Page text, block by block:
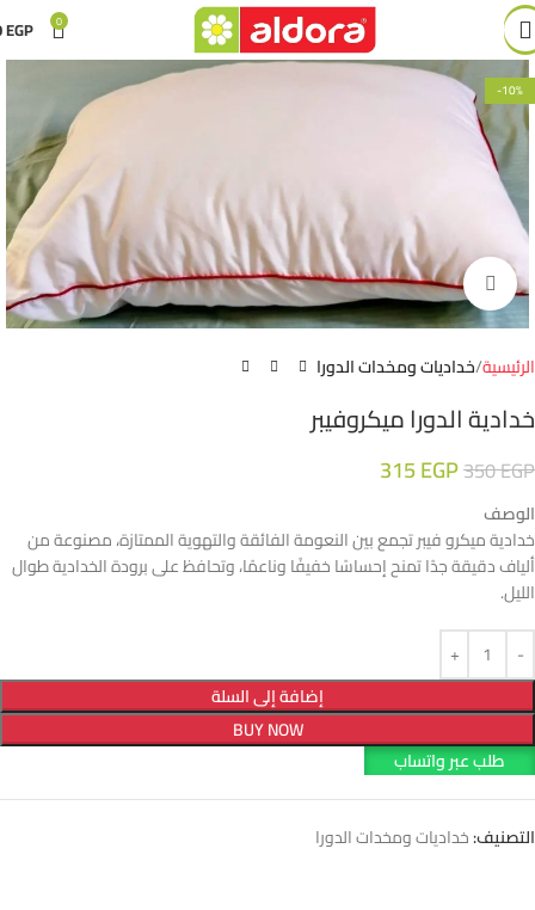
0
EGP
-10%
Click to enlarge
الرئيسية خداديات ومخدات الدورا
خدادية الدورا ميكروفيبر
350EGP
315EGP
الوصف
خدادية ميكرو فيبر تجمع بين النعومة الفائقة والتهوية الممتازة، مصنوعة من
ألياف دقيقة جدًا تمنح إحساسًا خفيفًا وناعمًا، وتحافظ على برودة الخدادية طوال
الليل.
إضافة إلى السلة
BUY NOW
طلب عبر واتساب
التصنيف:خداديات ومخدات الدورا